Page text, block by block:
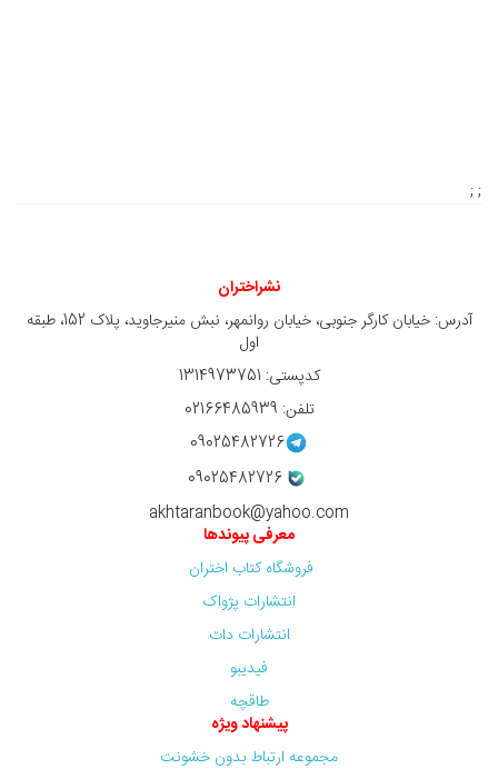
; ;
نشراختران
آدرس: خیابان کارگر جنوبی، خیابان روانمهر، نبش منیرجاوید، پلاک 152، طبقه
اول
کدپستی: 1314973751
تلفن: 02166485939
09025482726
09025482726
akhtaranbook@yahoo.com
معرفی پیوندها
فروشگاه کتاب اختران
انتشارات پژواک
انتشارات دات
فیدیبو
طاقچه
پیشنهاد ویژه
مجموعه ارتباط بدون خشونت